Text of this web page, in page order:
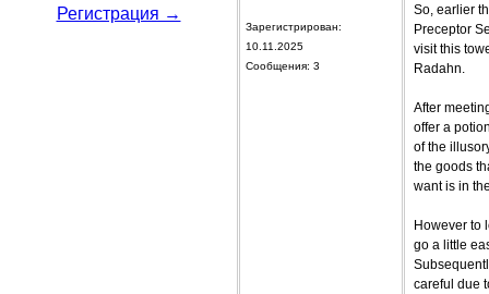
Регистрация →
Зарегистрирован:
10.11.2025
Сообщения: 3
So, earlier
Preceptor
visit this
Radahn.
After
offer a
of the
the goods
want is in
However to
go a little
careful due